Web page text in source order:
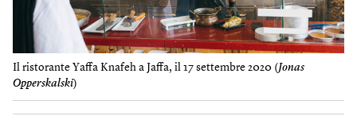
Il ristorante Yaffa Knafeh a Jaffa, il 17 settembre 2020 (Jonas
Opperskalski)